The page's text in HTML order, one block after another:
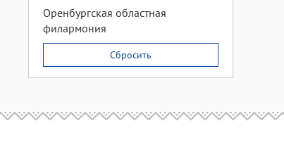
Оренбургская областная
филармония
Сбросить